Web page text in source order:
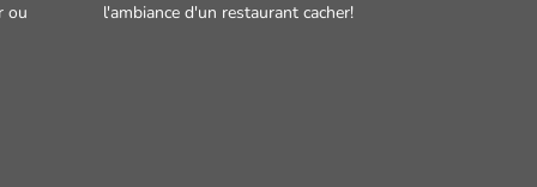
ou
l'ambiance d'un restaurant cacher!